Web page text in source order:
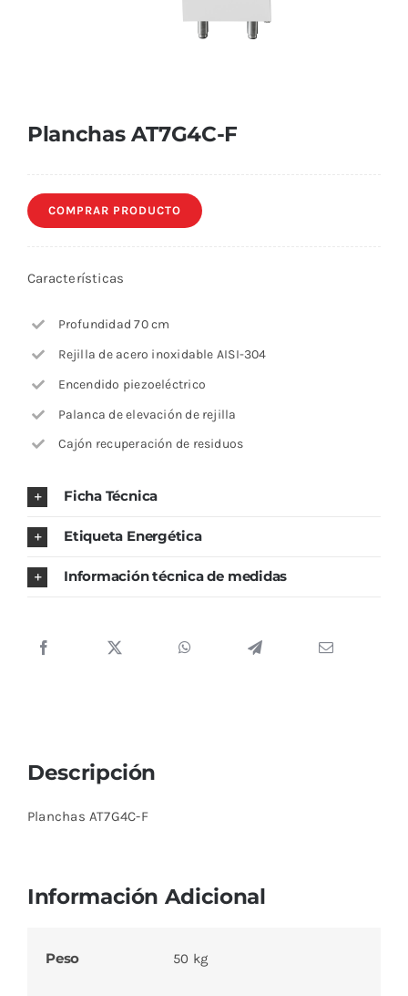
Planchas AT7G4C-F
COMPRAR PRODUCTO
Características
Profundidad 70 cm
Rejilla de acero inoxidable AISI-304
Encendido piezoeléctrico
Palanca de elevación de rejilla
Cajón recuperación de residuos
Ficha Técnica
Etiqueta Energética
Información técnica de medidas
Descripción
Planchas AT7G4C-F
Información Adicional
Peso 50 kg